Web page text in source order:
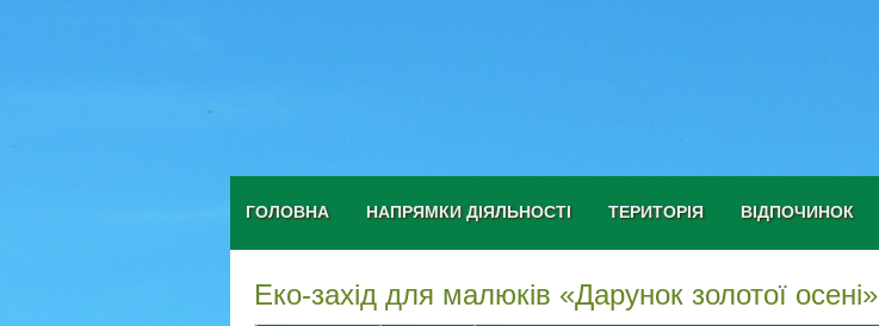
ГОЛОВНА НАПРЯМКИ ДІЯЛЬНОСТІ ТЕРИТОРІЯ ВІДПОЧИНОК
Еко-захід для малюків «Дарунок золотої осені»